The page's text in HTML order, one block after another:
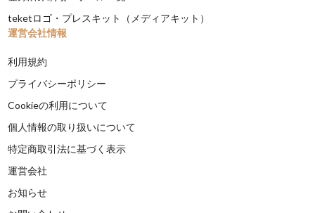
teketロゴ・プレスキット（メディアキット）
運営会社情報
利用規約
プライバシーポリシー
Cookieの利用について
個人情報の取り扱いについて
特定商取引法に基づく表示
運営会社
お知らせ